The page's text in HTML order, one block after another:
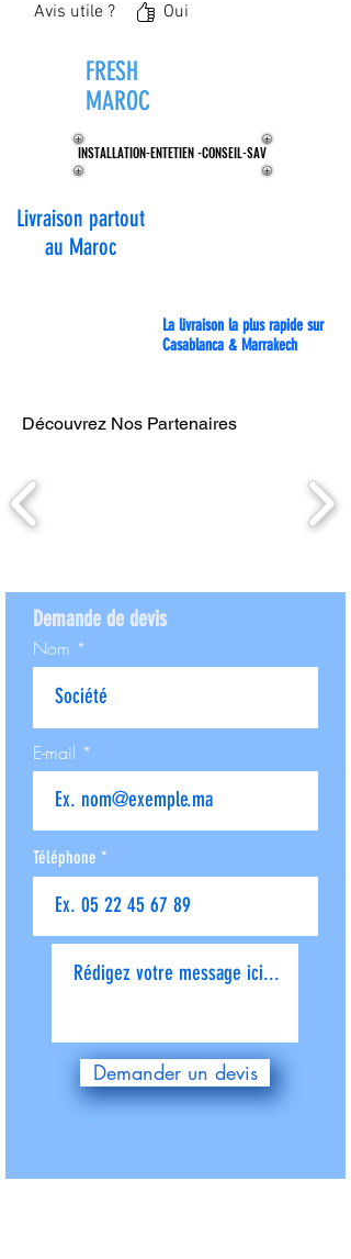
Avis utile ?
Oui
FRESH
MAROC
INSTALLATION-ENTETIEN -CONSEIL-SAV
INSTALLATION-ENTETIEN -CONSEIL-SAV
Livraison partout
au Maroc
La livraison la plus rapide sur
Casablanca & Marrakech
Découvrez Nos Partenaires
Demande de devis
Nom
E-mail
Téléphone
Demander un devis